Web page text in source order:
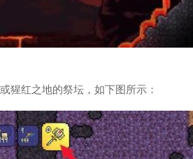
猩红之地的祭坛，如下图所示：